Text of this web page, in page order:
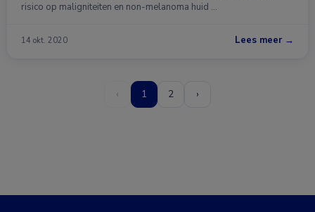
risico op maligniteiten en non-melanoma huid …
14 okt. 2020 Lees meer →
‹ 1 2 ›